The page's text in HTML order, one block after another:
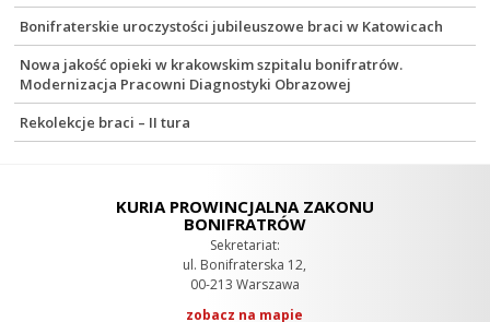
Bonifraterskie uroczystości jubileuszowe braci w Katowicach
Nowa jakość opieki w krakowskim szpitalu bonifratrów.
Modernizacja Pracowni Diagnostyki Obrazowej
Rekolekcje braci – II tura
KURIA PROWINCJALNA ZAKONU
BONIFRATRÓW
Sekretariat:
ul. Bonifraterska 12,
00-213 Warszawa
zobacz na mapie